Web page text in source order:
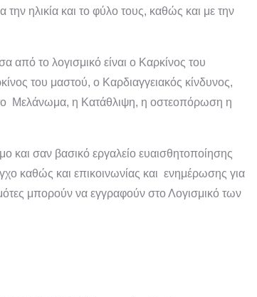
την ηλικία και το φύλο τους, καθώς και με την
από το λογισμικό είναι ο Καρκίνος του
του μαστού, ο Καρδιαγγειακός κίνδυνος,
Μελάνωμα, η Κατάθλιψη, η οστεοπόρωση η
και σαν βασικό εργαλείο ευαισθητοποίησης
καθώς και επικοινωνίας και ενημέρωσης για
μπορούν να εγγραφούν στο Λογισμικό των